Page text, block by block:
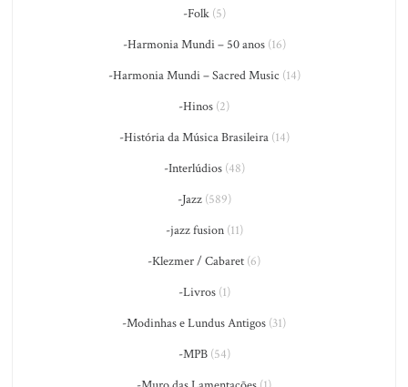
-Folk(5)
-Harmonia Mundi – 50 anos(16)
-Harmonia Mundi – Sacred Music (14)
-Hinos (2)
-História da Música Brasileira(14)
-Interlúdios(48)
-Jazz(589)
-jazz fusion(11)
-Klezmer / Cabaret (6)
-Livros(1)
-Modinhas e Lundus Antigos (31)
-MPB(54)